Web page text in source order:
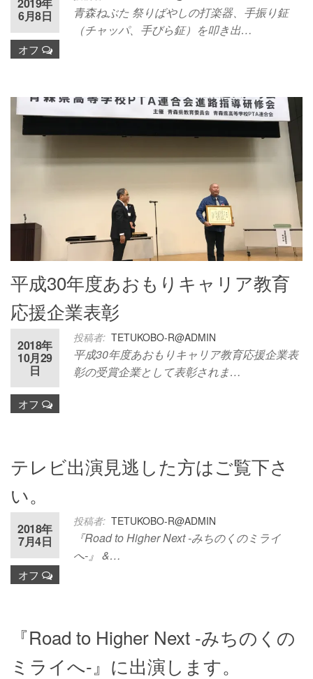
6月8日
オフ
青森ねぶた 祭りばやしの打楽器、手振り鉦
（チャッパ、手びら鉦）を叩き出…
平成30年度あおもりキャリア教育
応援企業表彰
投稿者: TETUKOBO-R@ADMIN
2018年
10月29
日
オフ
平成30年度あおもりキャリア教育応援企業表
彰の受賞企業として表彰されま…
テレビ出演見逃した方はご覧下さ
い。
投稿者: TETUKOBO-R@ADMIN
2018年
7月4日
オフ
『Road to Higher Next -みちのくのミライ
へ-』 &…
『Road to Higher Next -みちのくの
ミライへ-』に出演します。